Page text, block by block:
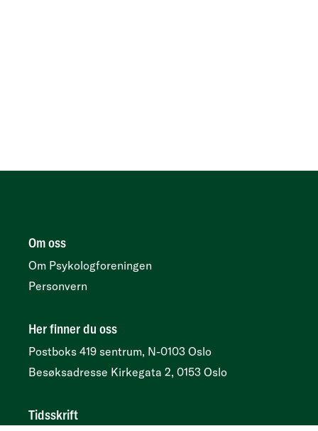
Om oss
Om Psykologforeningen
Personvern
Her finner du oss
Postboks 419 sentrum, N-0103 Oslo
Besøksadresse Kirkegata 2, 0153 Oslo
Tidsskrift